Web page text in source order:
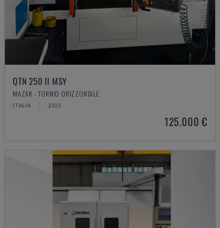
QTN 250 II MSY
MAZAK - TORNIO ORIZZONTALE
ITALIA 2015
125.000 €